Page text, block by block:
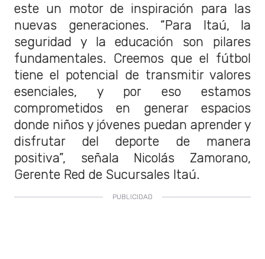
este un motor de inspiración para las
nuevas generaciones. “Para Itaú, la
seguridad y la educación son pilares
fundamentales. Creemos que el fútbol
tiene el potencial de transmitir valores
esenciales, y por eso estamos
comprometidos en generar espacios
donde niños y jóvenes puedan aprender y
disfrutar del deporte de manera
positiva”, señala Nicolás Zamorano,
Gerente Red de Sucursales Itaú.